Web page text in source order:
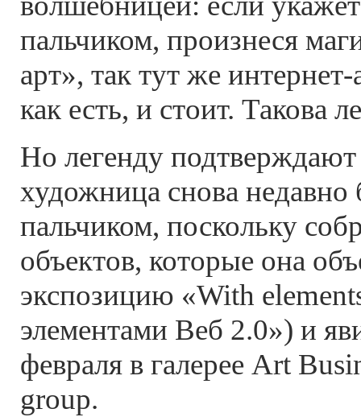
пальчиком, произнеся
арт», так тут же
как есть, и стоит. Такова
Но легенду
художница снова недавно
пальчиком, поскольку
объектов, которые она
экспозицию «With
элементами Веб 2.0») и
февраля в галерее Art
group.